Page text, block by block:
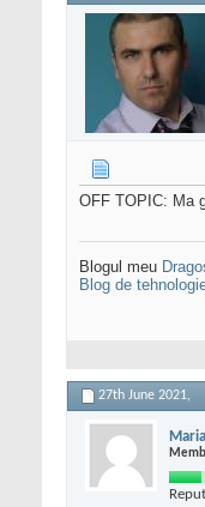
OFF TOPIC: Ma
Blogul meu
Blog de
27th June 2021,